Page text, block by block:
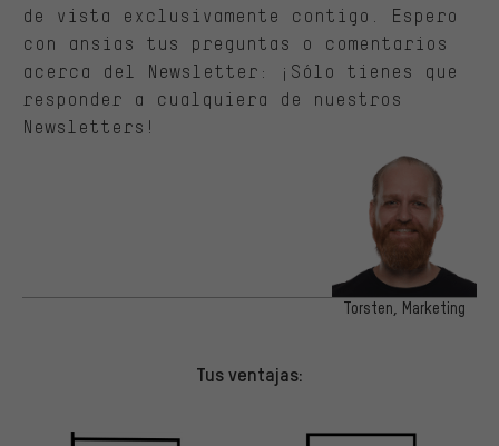
de vista exclusivamente contigo. Espero
con ansias tus preguntas o comentarios
acerca del Newsletter: ¡Sólo tienes que
responder a cualquiera de nuestros
Newsletters!
Torsten, Marketing
Tus ventajas: